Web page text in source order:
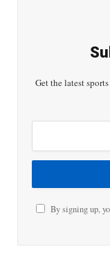
Get the latest
By signing up,